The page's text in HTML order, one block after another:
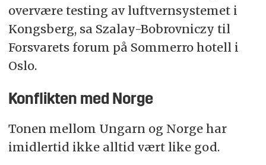
overvære testing av luftvernsystemet i
Kongsberg, sa Szalay-Bobrovniczy til
Forsvarets forum på Sommerro hotell i
Oslo.
Konflikten med Norge
Tonen mellom Ungarn og Norge har
imidlertid ikke alltid vært like god.